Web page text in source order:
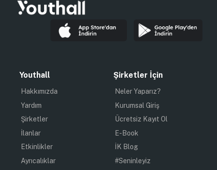
Youthall
Hakkımızda
Yardım
Şirketler
İlanlar
Etkinlikler
Ayrıcalıklar
Şirketler İçin
Neler Yaparız?
Kurumsal Giriş
Ücretsiz Kayıt Ol
E-Book
İK Blog
#Seninleyiz